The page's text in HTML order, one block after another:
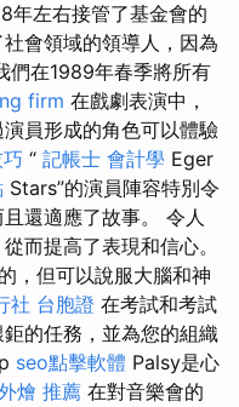
年左右接管了基金會的
會領域的領導人，因為
們在1989年春季將所有
firm 在戲劇表演中，
員形成的角色可以體驗
“ 記帳士 會計學 Eger
Stars”的演員陣容特別令
還適應了故事。 令人
而提高了表現和信心。
，但可以說服大腦和神
社 台胞證 在考試和考試
的任務，並為您的組織
seo點擊軟體 Palsy是心
燴 推薦 在對音樂會的